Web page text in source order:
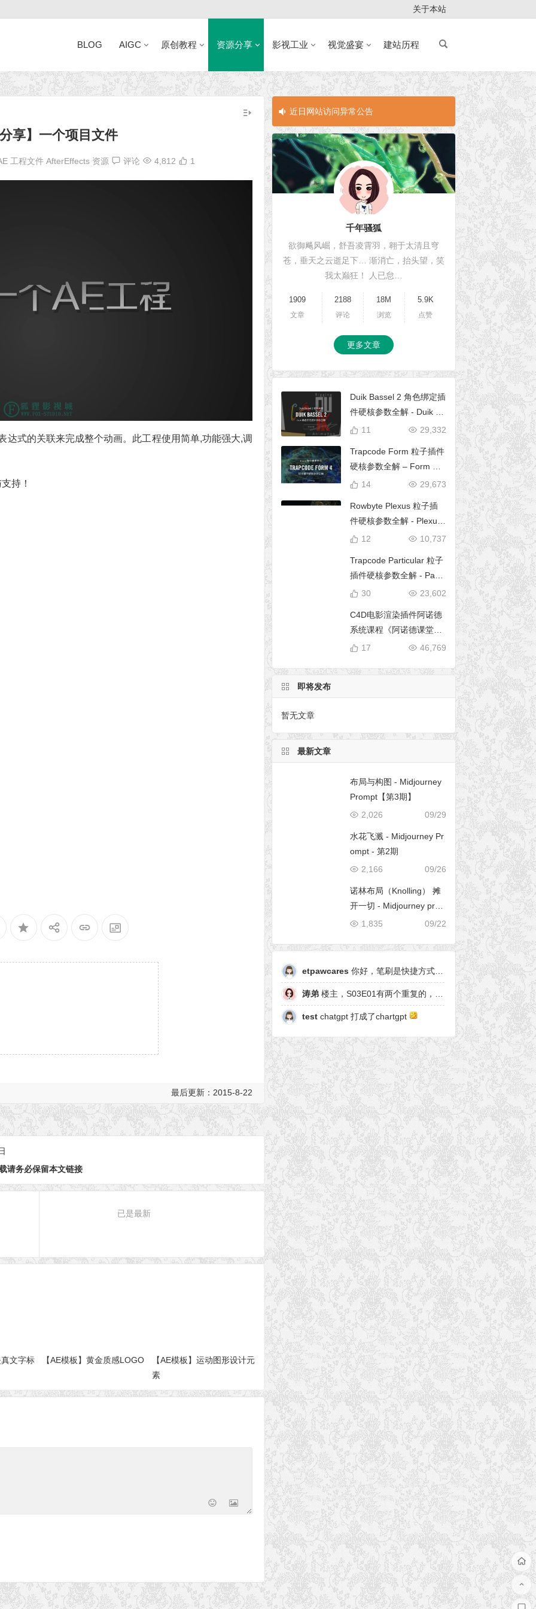
关于本站
BLOG AIGC 原创教程 资源分享 影视工业 视觉盛宴 建站历程
享】一个项目文件
工程文件 AfterEffects 资源 评论 4,812 1
达式的关联来完成整个动画。此工程使用简单,功能强大,调
持！
最后更新：2015-8-22
请务必保留本文链接
已是最新
文字标 【AE模板】黄金质感LOGO
【AE模板】运动图形设计元
素
近日网站访问异常公告 近日网站访问
千年骚狐
欲御飚风崛，舒吾凌霄羽，翱于太清且穹
苍，垂天之云逝足下… 渐消亡，抬头望，笑
我太巅狂！ 人已怠…
1909
文章
2188
评论
18M
浏览
5.9K
点赞
更多文章
Duik Bassel 2 角色绑定插
件硬核参数全解 - Duik 16
完全使用手册
29,332
11
Trapcode Form 粒子插件
硬核参数全解 – Form 完
全使用手册
29,673
14
Rowbyte Plexus 粒子插
件硬核参数全解 - Plexus
完全使用手册
10,737
12
Trapcode Particular 粒子
插件硬核参数全解 - Parti
cular 5 完全使用手册23,602
30
C4D电影渲染插件阿诺德
系统课程《阿诺德课堂之
玉清境》
46,769
17
即将发布
暂无文章
最新文章
布局与构图 - Midjourney
Prompt【第3期】
09/29
2,026
水花飞溅 - Midjourney Pr
ompt - 第2期
09/26
2,166
诺林布局（Knolling） 摊
开一切 - Midjourney pro
mpt
09/22
1,835
etpawcares 你好，笔刷是快捷方式，有原笔刷么
涛弟 楼主，S03E01有两个重复的，另一个是粒子形态
test chatgpt 打成了chartgpt